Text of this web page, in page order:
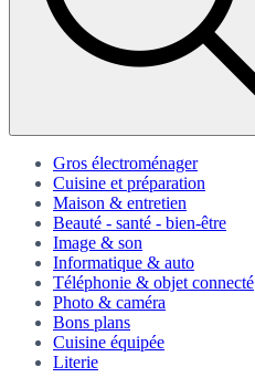
Gros électroménager
Cuisine et préparation
Maison & entretien
Beauté - santé - bien-être
Image & son
Informatique & auto
Téléphonie & objet connecté
Photo & caméra
Bons plans
Cuisine équipée
Literie